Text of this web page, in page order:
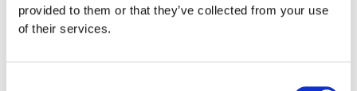
provided to them or that they’ve collected from your use
of their services.